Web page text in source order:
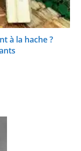
à la hache ?